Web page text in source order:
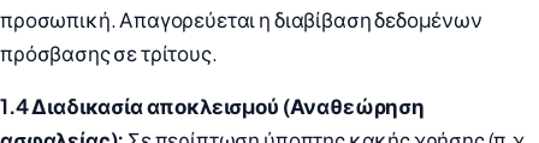
προσωπική. Απαγορεύεται η διαβίβαση δεδομένων
πρόσβασης σε τρίτους.
1.4 Διαδικασία αποκλεισμού (Αναθεώρηση